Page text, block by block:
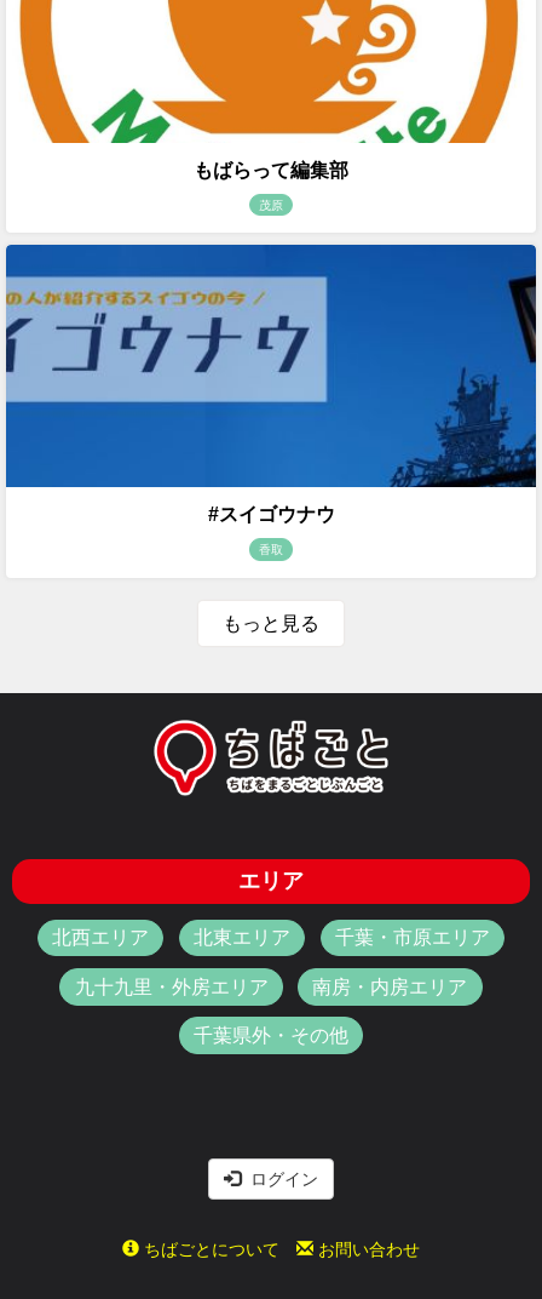
もばらって編集部
茂原
#スイゴウナウ
香取
もっと見る
エリア
北西エリア 北東エリア 千葉・市原エリア
九十九里・外房エリア 南房・内房エリア
千葉県外・その他
ログイン
ちばごとについて お問い合わせ